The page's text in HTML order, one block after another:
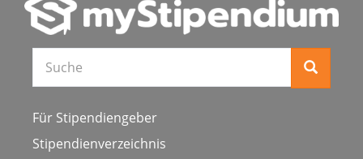
Für Stipendiengeber
Stipendienverzeichnis